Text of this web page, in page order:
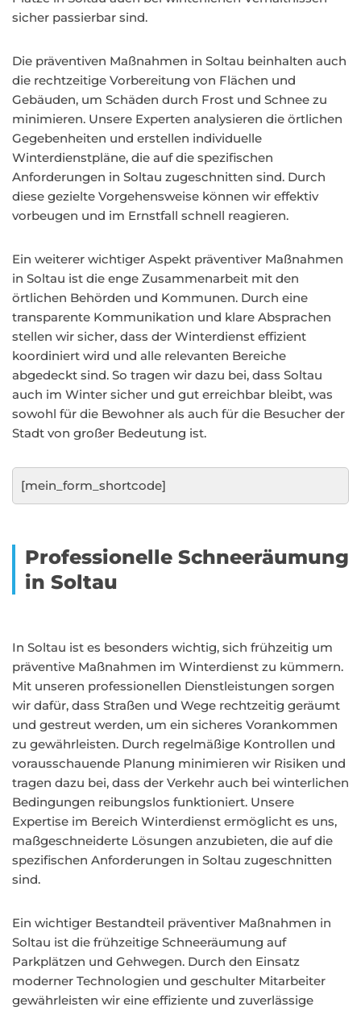
sicher passierbar sind.
Die präventiven Maßnahmen in Soltau beinhalten auch
die rechtzeitige Vorbereitung von Flächen und
Gebäuden, um Schäden durch Frost und Schnee zu
minimieren. Unsere Experten analysieren die örtlichen
Gegebenheiten und erstellen individuelle
Winterdienstpläne, die auf die spezifischen
Anforderungen in Soltau zugeschnitten sind. Durch
diese gezielte Vorgehensweise können wir effektiv
vorbeugen und im Ernstfall schnell reagieren.
Ein weiterer wichtiger Aspekt präventiver Maßnahmen
in Soltau ist die enge Zusammenarbeit mit den
örtlichen Behörden und Kommunen. Durch eine
transparente Kommunikation und klare Absprachen
stellen wir sicher, dass der Winterdienst effizient
koordiniert wird und alle relevanten Bereiche
abgedeckt sind. So tragen wir dazu bei, dass Soltau
auch im Winter sicher und gut erreichbar bleibt, was
sowohl für die Bewohner als auch für die Besucher der
Stadt von großer Bedeutung ist.
[mein_form_shortcode]
Professionelle Schneeräumung
in Soltau
In Soltau ist es besonders wichtig, sich frühzeitig um
präventive Maßnahmen im Winterdienst zu kümmern.
Mit unseren professionellen Dienstleistungen sorgen
wir dafür, dass Straßen und Wege rechtzeitig geräumt
und gestreut werden, um ein sicheres Vorankommen
zu gewährleisten. Durch regelmäßige Kontrollen und
vorausschauende Planung minimieren wir Risiken und
tragen dazu bei, dass der Verkehr auch bei winterlichen
Bedingungen reibungslos funktioniert. Unsere
Expertise im Bereich Winterdienst ermöglicht es uns,
maßgeschneiderte Lösungen anzubieten, die auf die
spezifischen Anforderungen in Soltau zugeschnitten
sind.
Ein wichtiger Bestandteil präventiver Maßnahmen in
Soltau ist die frühzeitige Schneeräumung auf
Parkplätzen und Gehwegen. Durch den Einsatz
moderner Technologien und geschulter Mitarbeiter
gewährleisten wir eine effiziente und zuverlässige